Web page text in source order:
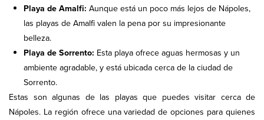
Playa de Amalfi: Aunque está un poco más lejos de Nápoles,
las playas de Amalfi valen la pena por su impresionante
belleza.
Playa de Sorrento: Esta playa ofrece aguas hermosas y un
ambiente agradable, y está ubicada cerca de la ciudad de
Sorrento.
Estas son algunas de las playas que puedes visitar cerca de
Nápoles. La región ofrece una variedad de opciones para quienes